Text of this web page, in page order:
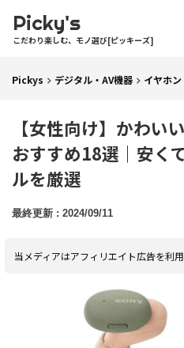
Picky's
こだわり楽しむ、モノ選び[ピッキーズ]
Pickys デジタル・AV機器 イヤホン
【女性向け】かわい
おすすめ18選｜安く
ルを厳選
2024/09/11
当メディアはアフィリエイト広告を利用